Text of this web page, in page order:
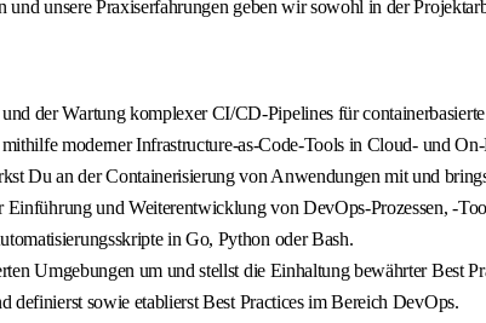
und unsere Praxiserfahrungen geben wir sowohl in der
der Wartung komplexer CI/CD-Pipelines für
moderner Infrastructure-as-Code-Tools in Cloud- und
Du an der Containerisierung von Anwendungen mit und
Einführung und Weiterentwicklung von DevOps-Prozessen, -
in Go, Python oder Bash.
Umgebungen um und stellst die Einhaltung bewährter Best
definierst sowie etablierst Best Practices im Bereich DevOps.